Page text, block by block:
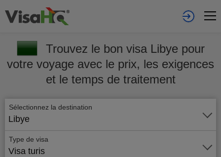
Trouvez le bon visa Libye pour
votre voyage avec le prix, les exigences
et le temps de traitement
Sélectionnez la destination
Libye
Type de visa
Visa turis